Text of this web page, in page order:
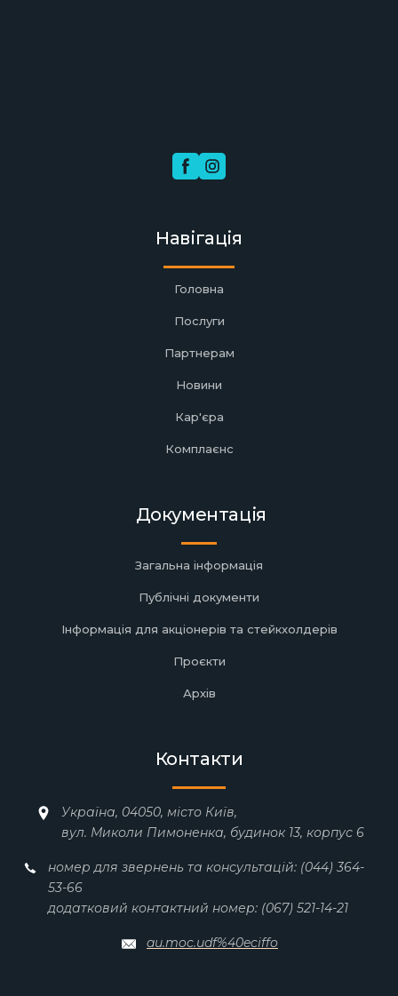
Навігація
Головна
Послуги
Партнерам
Новини
Кар'єра
Комплаєнс
Документація
Загальна інформація
Публічні документи
Інформація для акціонерів та стейкхолдерів
Проєкти
Архів
Контакти
Україна, 04050, місто Київ,
вул. Миколи Пимоненка, будинок 13, корпус 6
номер для звернень та консультацій: (044) 364-
53-66
додатковий контактний номер: (067) 521-14-21
au.moc.udf%40eciffo